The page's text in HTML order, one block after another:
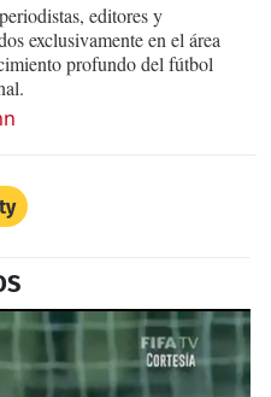
editores y
exclusivamente en el área
profundo del fútbol